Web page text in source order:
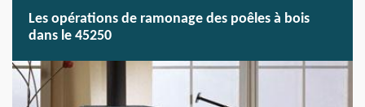
Les opérations de ramonage des poêles à bois
dans le 45250